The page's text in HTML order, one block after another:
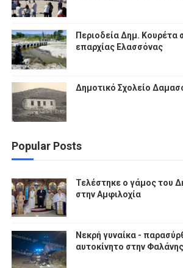
Περιοδεία Δημ. Κουρέτα
επαρχίας Ελασσόνας
Δημοτικό Σχολείο
Popular Posts
Τελέστηκε ο γάμος του
στην Αμφιλοχία
Νεκρή γυναίκα -
αυτοκίνητο στην Φαλάνης